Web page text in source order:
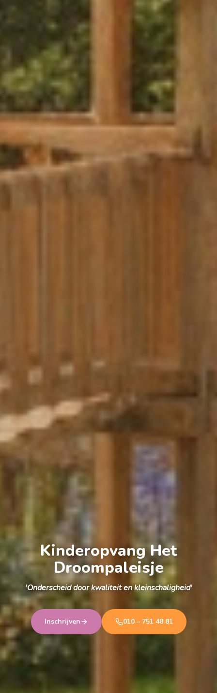
Kinderopvang Het
Droompaleisje
'Onderscheid door kwaliteit en kleinschaligheid'
Inschrijven 010 – 751 48 81